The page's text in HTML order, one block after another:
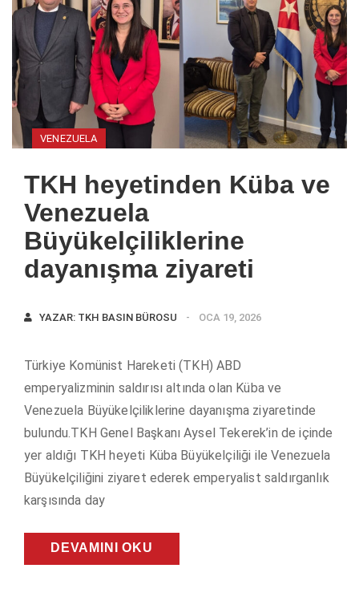
VENEZUELA
TKH heyetinden Küba ve
Venezuela
Büyükelçiliklerine
dayanışma ziyareti
YAZAR: TKH BASIN BÜROSU OCA 19, 2026
Türkiye Komünist Hareketi (TKH) ABD
emperyalizminin saldırısı altında olan Küba ve
Venezuela Büyükelçiliklerine dayanışma ziyaretinde
bulundu.TKH Genel Başkanı Aysel Tekerek’in de içinde
yer aldığı TKH heyeti Küba Büyükelçiliği ile Venezuela
Büyükelçiliğini ziyaret ederek emperyalist saldırganlık
karşısında day
DEVAMINI OKU